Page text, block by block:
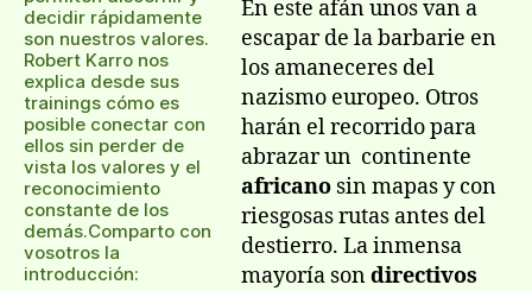
decidir rápidamente
son nuestros valores.
Robert Karro nos
explica desde sus
trainings cómo es
posible conectar con
ellos sin perder de
vista los valores y el
reconocimiento
constante de los
demás.Comparto con
vosotros la
introducción:
En este afán unos van a
escapar de la barbarie en
los amaneceres del
nazismo europeo. Otros
harán el recorrido para
abrazar un continente
africano sin mapas y con
riesgosas rutas antes del
destierro. La inmensa
mayoría sondirectivos